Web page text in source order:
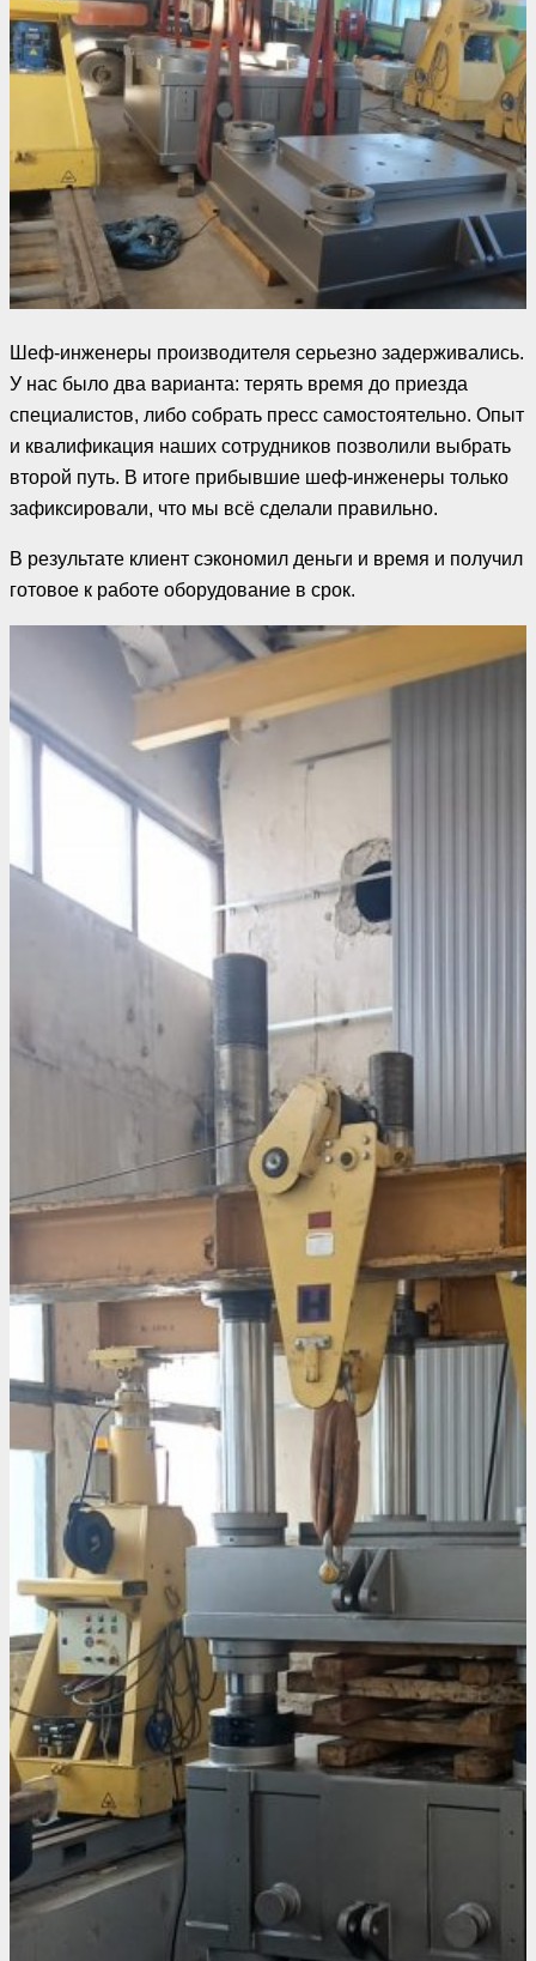
Шеф-инженеры производителя серьезно задерживались.
У нас было два варианта: терять время до приезда
специалистов, либо собрать пресс самостоятельно. Опыт
и квалификация наших сотрудников позволили выбрать
второй путь. В итоге прибывшие шеф-инженеры только
зафиксировали, что мы всё сделали правильно.
В результате клиент сэкономил деньги и время и получил
готовое к работе оборудование в срок.